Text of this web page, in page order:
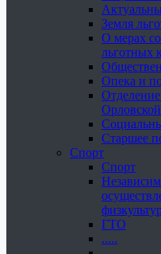
Земля
О мерах
льготных
Опека и
Старшее
Спорт
Спорт
ГТО
.....